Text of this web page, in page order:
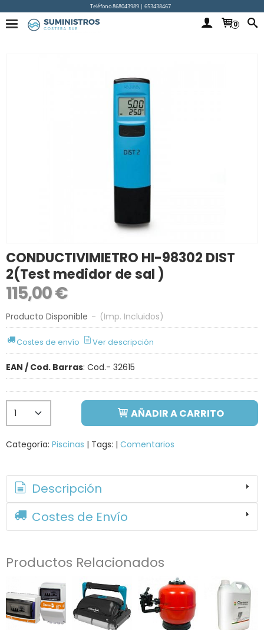
Teléfono 868043989 | 653438467
0
CONDUCTIVIMIETRO HI-98302 DIST
2(Test medidor de sal )
115,00 €
Producto Disponible - (Imp. Incluidos)
Costes de envío Ver descripción
EAN / Cod. Barras: Cod.- 32615
AÑADIR A CARRITO
Categoría: Piscinas | Tags: | Comentarios
Descripción
Costes de Envío
Productos Relacionados